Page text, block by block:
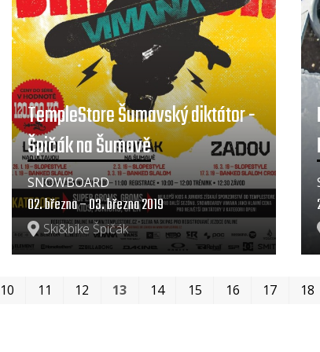
TempleStore Šumavský diktátor -
Špičák na Šumavě
Ski&bike Špičák
02. března – 03. března 2019
SNOWBOARD
10 11 12 13 14 15 16 17 18